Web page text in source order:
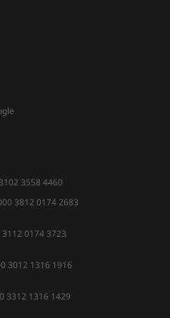
3558 4460
3812 0174 2683
0174 3723
3012 1316 1916
3312 1316 1429